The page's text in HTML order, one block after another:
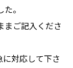
。
まご記入くださ
対応して下さ